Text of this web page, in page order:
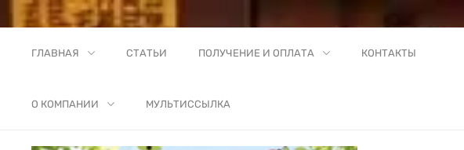
ГЛАВНАЯ СТАТЬИ ПОЛУЧЕНИЕ И ОПЛАТА КОНТАКТЫ
О КОМПАНИИ МУЛЬТИССЫЛКА